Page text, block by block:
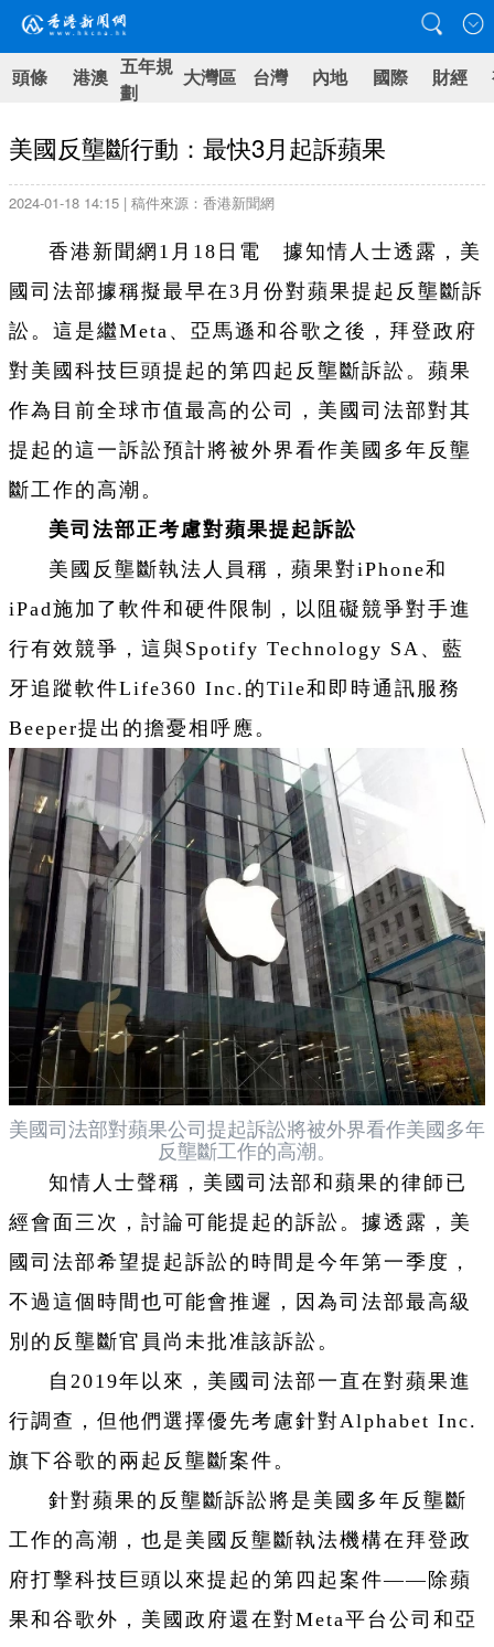
頭條 港澳 五年規
劃
大灣區 台灣 內地 國際 財經
美國反壟斷行動：最快3月起訴蘋果
2024-01-18 14:15 | 稿件來源：香港新聞網
香港新聞網1月18日電 據知情人士透露，美
國司法部據稱擬最早在3月份對蘋果提起反壟斷訴
訟。這是繼Meta、亞馬遜和谷歌之後，拜登政府
對美國科技巨頭提起的第四起反壟斷訴訟。蘋果
作為目前全球市值最高的公司，美國司法部對其
提起的這一訴訟預計將被外界看作美國多年反壟
斷工作的高潮。
美司法部正考慮對蘋果提起訴訟
美國反壟斷執法人員稱，蘋果對iPhone和
iPad施加了軟件和硬件限制，以阻礙競爭對手進
行有效競爭，這與Spotify Technology SA、藍
牙追蹤軟件Life360 Inc.的Tile和即時通訊服務
Beeper提出的擔憂相呼應。
美國司法部對蘋果公司提起訴訟將被外界看作美國多年
反壟斷工作的高潮。
知情人士聲稱，美國司法部和蘋果的律師已
經會面三次，討論可能提起的訴訟。據透露，美
國司法部希望提起訴訟的時間是今年第一季度，
不過這個時間也可能會推遲，因為司法部最高級
別的反壟斷官員尚未批准該訴訟。
自2019年以來，美國司法部一直在對蘋果進
行調查，但他們選擇優先考慮針對Alphabet Inc.
旗下谷歌的兩起反壟斷案件。
針對蘋果的反壟斷訴訟將是美國多年反壟斷
工作的高潮，也是美國反壟斷執法機構在拜登政
府打擊科技巨頭以來提起的第四起案件——除蘋
果和谷歌外，美國政府還在對Meta平台公司和亞